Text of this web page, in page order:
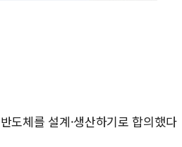
도체를 설계·생산하기로 합의했다